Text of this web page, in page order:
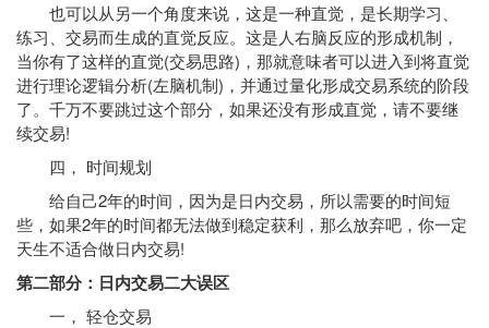
也可以从另一个角度来说，这是一种直觉，是长期学习、
练习、交易而生成的直觉反应。这是人右脑反应的形成机制，
当你有了这样的直觉(交易思路)，那就意味者可以进入到将直觉
进行理论逻辑分析(左脑机制)，并通过量化形成交易系统的阶段
了。千万不要跳过这个部分，如果还没有形成直觉，请不要继
续交易!
四， 时间规划
给自己2年的时间，因为是日内交易，所以需要的时间短
些，如果2年的时间都无法做到稳定获利，那么放弃吧，你一定
天生不适合做日内交易!
第二部分：日内交易二大误区
一， 轻仓交易